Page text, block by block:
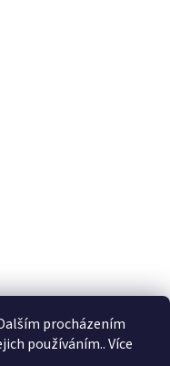
procházením
používáním.. Více